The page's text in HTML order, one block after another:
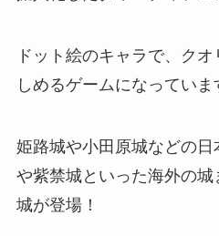
ドット絵のキャラで、
クオ
しめるゲームになっていま
姫路城や小田原城などの
や紫禁城といった海外の
城が登場！